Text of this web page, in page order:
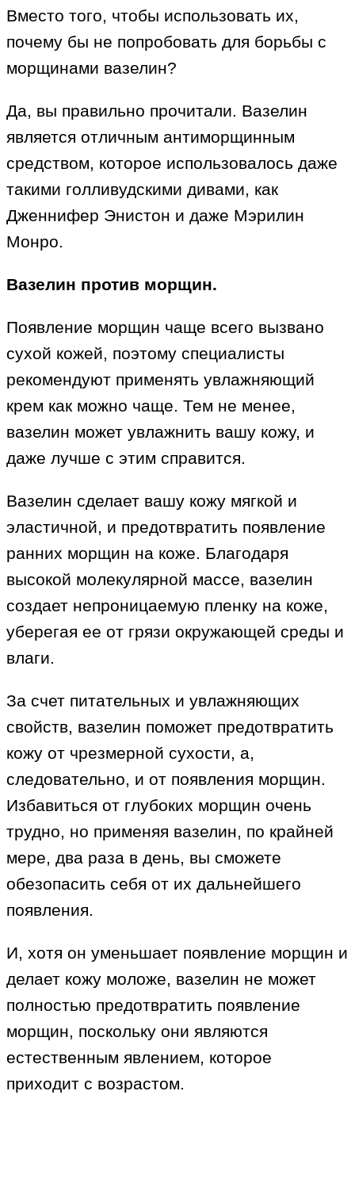
Вместо того, чтобы использовать их,
почему бы не попробовать для борьбы с
морщинами вазелин?
Да, вы правильно прочитали. Вазелин
является отличным антиморщинным
средством, которое использовалось даже
такими голливудскими дивами, как
Дженнифер Энистон и даже Мэрилин
Монро.
Вазелин против морщин.
Появление морщин чаще всего вызвано
сухой кожей, поэтому специалисты
рекомендуют применять увлажняющий
крем как можно чаще. Тем не менее,
вазелин может увлажнить вашу кожу, и
даже лучше с этим справится.
Вазелин сделает вашу кожу мягкой и
эластичной, и предотвратить появление
ранних морщин на коже. Благодаря
высокой молекулярной массе, вазелин
создает непроницаемую пленку на коже,
уберегая ее от грязи окружающей среды и
влаги.
За счет питательных и увлажняющих
свойств, вазелин поможет предотвратить
кожу от чрезмерной сухости, а,
следовательно, и от появления морщин.
Избавиться от глубоких морщин очень
трудно, но применяя вазелин, по крайней
мере, два раза в день, вы сможете
обезопасить себя от их дальнейшего
появления.
И, хотя он уменьшает появление морщин и
делает кожу моложе, вазелин не может
полностью предотвратить появление
морщин, поскольку они являются
естественным явлением, которое
приходит с возрастом.